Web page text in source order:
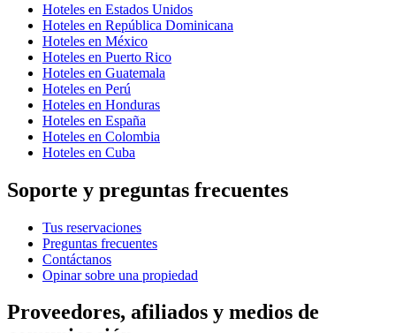
Hoteles en Estados Unidos
Hoteles en República Dominicana
Hoteles en México
Hoteles en Puerto Rico
Hoteles en Guatemala
Hoteles en Perú
Hoteles en Honduras
Hoteles en España
Hoteles en Colombia
Hoteles en Cuba
Soporte y preguntas frecuentes
Tus reservaciones
Preguntas frecuentes
Contáctanos
Opinar sobre una propiedad
Proveedores, afiliados y medios de